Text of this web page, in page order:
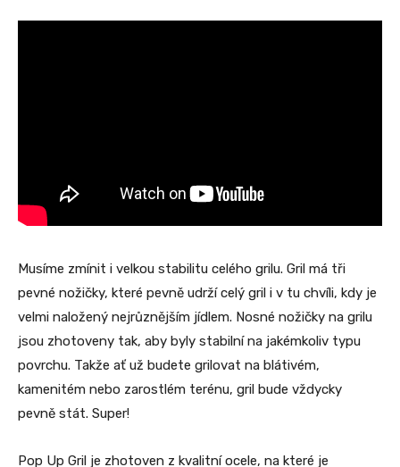
Musíme zmínit i velkou stabilitu celého grilu. Gril má tři
pevné nožičky, které pevně udrží celý gril i v tu chvíli, kdy je
velmi naložený nejrůznějším jídlem. Nosné nožičky na grilu
jsou zhotoveny tak, aby byly stabilní na jakémkoliv typu
povrchu. Takže ať už budete grilovat na blátivém,
kamenitém nebo zarostlém terénu, gril bude vždycky
pevně stát. Super!
Pop Up Gril je zhotoven z kvalitní ocele, na které je